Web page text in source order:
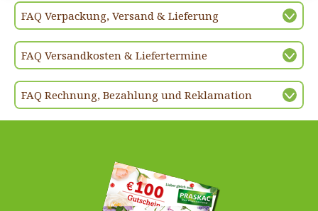
FAQ Verpackung, Versand & Lieferung
FAQ Versandkosten & Liefertermine
FAQ Rechnung, Bezahlung und Reklamation